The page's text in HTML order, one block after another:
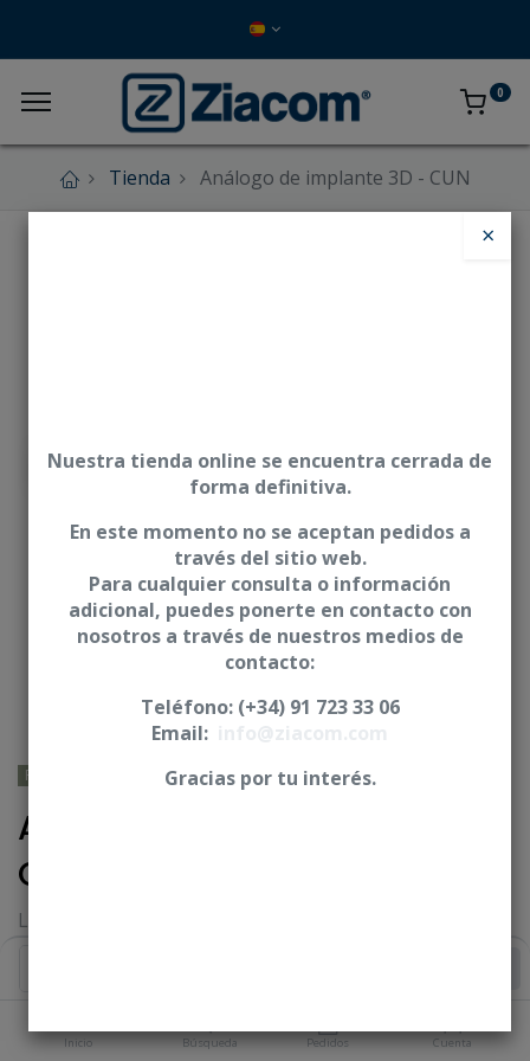
Inicio Búsqueda Pedidos Cuenta
0
Tienda Análogo de implante 3D - CUN
PHIBO® - TSH® /BNT®
Análogo de implante 3D -
CUN
Longitud (L)
×
Nuestra tienda online se encuentra cerrada de
forma definitiva.
En este momento no se aceptan pedidos a
través del sitio web.
Para cualquier consulta o información
adicional, puedes ponerte en contacto con
nosotros a través de nuestros medios de
contacto:
Teléfono: (+34) 91 723 33 06
Email:
Gracias por tu interés.